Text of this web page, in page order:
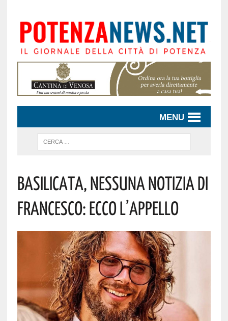
MENU
Basilicata, Nessuna Notizia Di
Francesco: Ecco L’appello